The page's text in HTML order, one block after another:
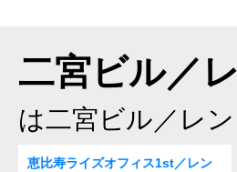
二宮ビル／
は二宮ビル／レ
恵比寿ライズオフィス1st／レン